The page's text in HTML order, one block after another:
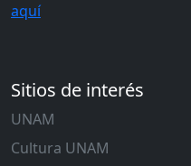
aquí
Sitios de interés
UNAM
Cultura UNAM